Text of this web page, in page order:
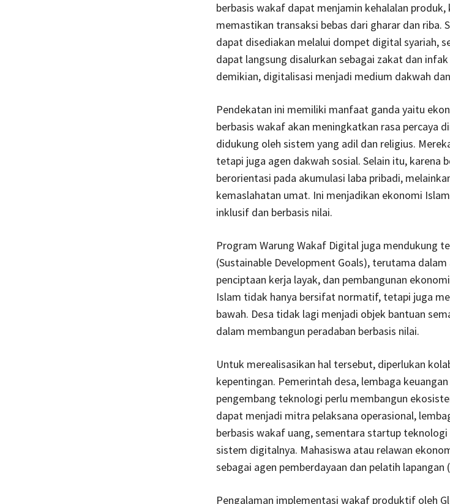
berbasis wakaf dapat menjamin kehalalan
memastikan transaksi bebas dari gharar dan riba.
dapat disediakan melalui dompet digital syariah,
dapat langsung disalurkan sebagai zakat dan
demikian, digitalisasi menjadi medium dakwah
Pendekatan ini memiliki manfaat ganda yaitu
berbasis wakaf akan meningkatkan rasa percaya
didukung oleh sistem yang adil dan religius.
tetapi juga agen dakwah sosial. Selain itu, karena
berorientasi pada akumulasi laba pribadi,
kemaslahatan umat. Ini menjadikan ekonomi
inklusif dan berbasis nilai.
Program Warung Wakaf Digital juga mendukung
(Sustainable Development Goals), terutama
penciptaan kerja layak, dan pembangunan
Islam tidak hanya bersifat normatif, tetapi juga
bawah. Desa tidak lagi menjadi objek bantuan
dalam membangun peradaban berbasis nilai.
Untuk merealisasikan hal tersebut, diperlukan
kepentingan. Pemerintah desa, lembaga
pengembang teknologi perlu membangun
dapat menjadi mitra pelaksana operasional,
berbasis wakaf uang, sementara startup
sistem digitalnya. Mahasiswa atau relawan
sebagai agen pemberdayaan dan pelatih lapangan (
Pengalaman implementasi wakaf produktif oleh